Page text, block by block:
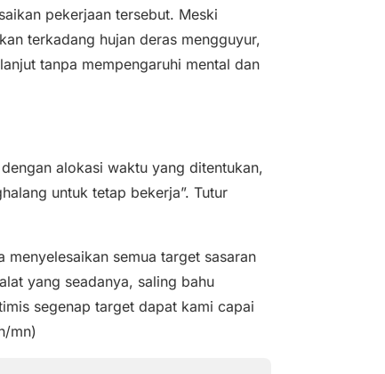
pekerjaan tersebut. Meski
terkadang hujan deras mengguyur,
tanpa mempengaruhi mental dan
alokasi waktu yang ditentukan,
untuk tetap bekerja”. Tutur
menyelesaikan semua target sasaran
yang seadanya, saling bahu
segenap target dapat kami capai
mn)